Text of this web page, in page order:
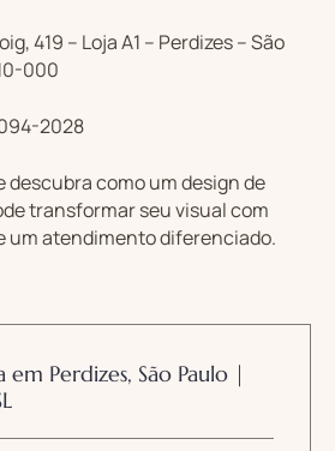
419 – Loja A1 – Perdizes – São
000
2028
descubra como um design de
transformar seu visual com
um atendimento diferenciado.
em Perdizes, São Paulo |